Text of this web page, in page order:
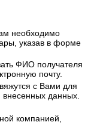
необходимо
указав в форме
ФИО получателя
почту.
с Вами для
внесенных данных.
компанией,